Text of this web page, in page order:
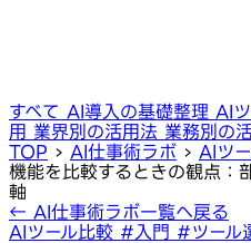
すべて AI導入の基礎整理 AI
用 業界別の活用法 業務別の
TOP › AI仕事術ラボ › AIツ
機能を比較するときの観点：
軸
← AI仕事術ラボ一覧へ戻る
AIツール比較 #入門 #ツール